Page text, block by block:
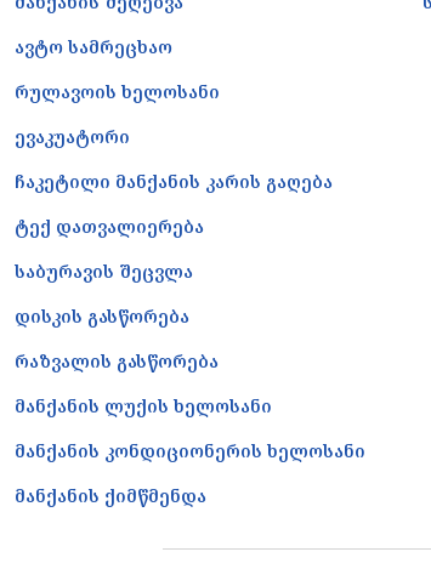
ავტო სამრეცხაო
რულავოის ხელოსანი
ევაკუატორი
ჩაკეტილი მანქანის კარის გაღება
ტექ დათვალიერება
საბურავის შეცვლა
დისკის გასწორება
რაზვალის გასწორება
მანქანის ლუქის ხელოსანი
მანქანის კონდიციონერის ხელოსანი
მანქანის ქიმწმენდა